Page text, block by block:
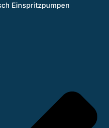
Einspritzpumpen